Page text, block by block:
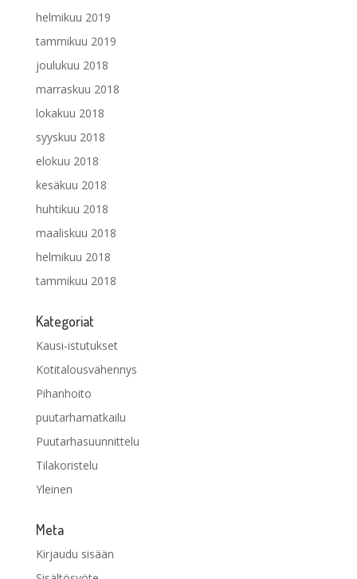
helmikuu 2019
tammikuu 2019
joulukuu 2018
marraskuu 2018
lokakuu 2018
syyskuu 2018
elokuu 2018
kesäkuu 2018
huhtikuu 2018
maaliskuu 2018
helmikuu 2018
tammikuu 2018
Kategoriat
Kausi-istutukset
Kotitalousvähennys
Pihanhoito
puutarhamatkailu
Puutarhasuunnittelu
Tilakoristelu
Yleinen
Meta
Kirjaudu sisään